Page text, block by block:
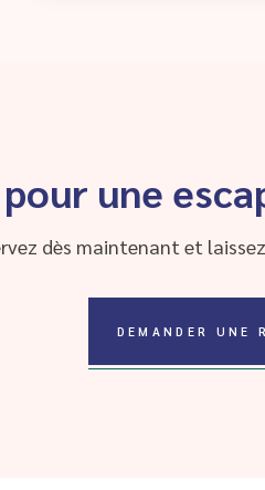
une
dès maintenant et
DEMANDER UNE